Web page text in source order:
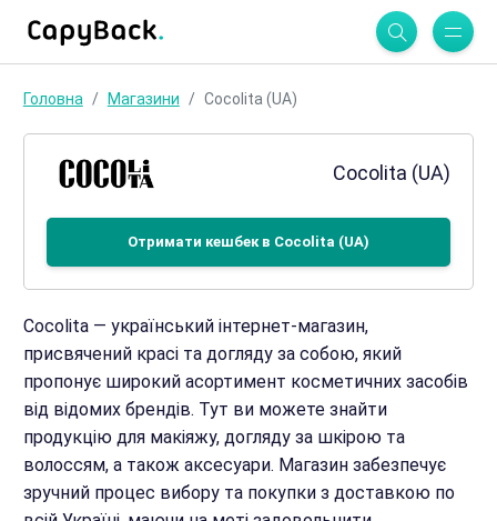
Головна Магазини Cocolita (UA)
Cocolita (UA)
Отримати кешбек в Cocolita (UA)
Cocolita — український інтернет-магазин,
присвячений красі та догляду за собою, який
пропонує широкий асортимент косметичних засобів
від відомих брендів. Тут ви можете знайти
продукцію для макіяжу, догляду за шкірою та
волоссям, а також аксесуари. Магазин забезпечує
зручний процес вибору та покупки з доставкою по